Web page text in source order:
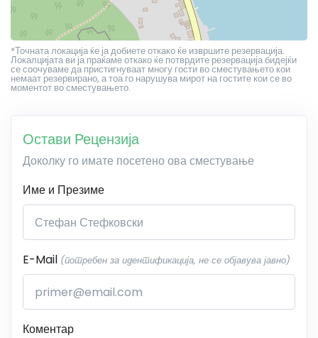
*Точната локација ќе ја добиете откако ќе извршите резервација.
Локалцијата ви ја праќаме откако ќе потврдите резервација бидејќи
се соочуваме да пристигнуваат многу гости во сместувањето кои
немаат резервирано, а тоа го нарушува мирот на гостите кои се во
моментот во сместувањето.
Остави Рецензија
Доколку го имате посетено ова сместување
Име и Презиме
E-Mail (потребен за идентификација, не се објавува јавно)
Коментар